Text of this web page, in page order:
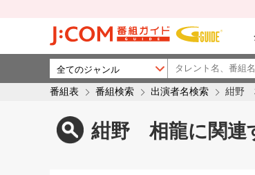
番組表 番組検索 出演者名検索 紺野
紺野 相龍に関連